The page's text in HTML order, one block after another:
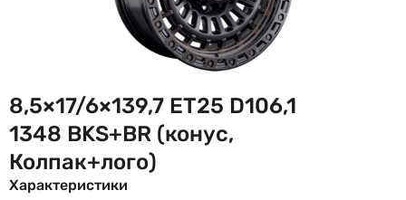
8,5×17/6×139,7 ET25 D106,1
1348 BKS+BR (конус,
Колпак+лого)
Характеристики